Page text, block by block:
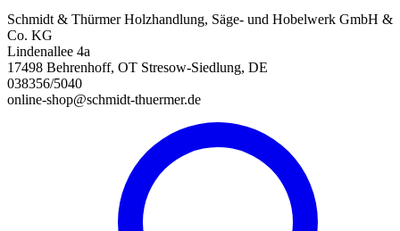
Schmidt & Thürmer Holzhandlung, Säge- und Hobelwerk GmbH &
Co. KG
Lindenallee 4a
17498 Behrenhoff, OT Stresow-Siedlung, DE
038356/5040
online-shop@schmidt-thuermer.de